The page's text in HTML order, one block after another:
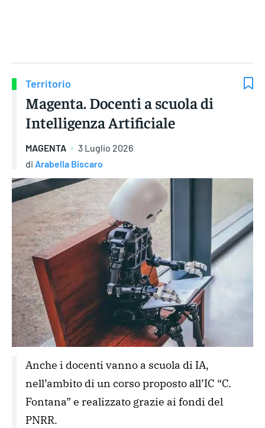
Territorio
Magenta. Docenti a scuola di
Intelligenza Artificiale
MAGENTA
3 Luglio 2026
di Arabella Biscaro
Anche i docenti vanno a scuola di IA,
nell’ambito di un corso proposto all’IC “C.
Fontana” e realizzato grazie ai fondi del
PNRR.